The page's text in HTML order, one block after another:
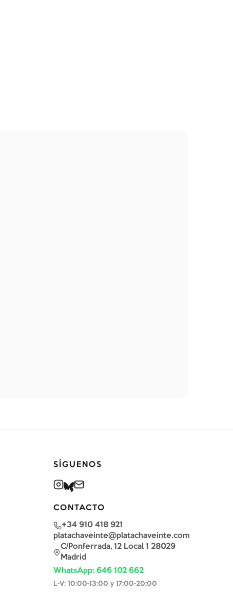
SÍGUENOS
CONTACTO
+34 910 418 921
platachaveinte@platachaveinte.com
C/Ponferrada, 12 Local 1 28029
Madrid
WhatsApp: 646 102 662
L-V: 10:00-13:00 y 17:00-20:00